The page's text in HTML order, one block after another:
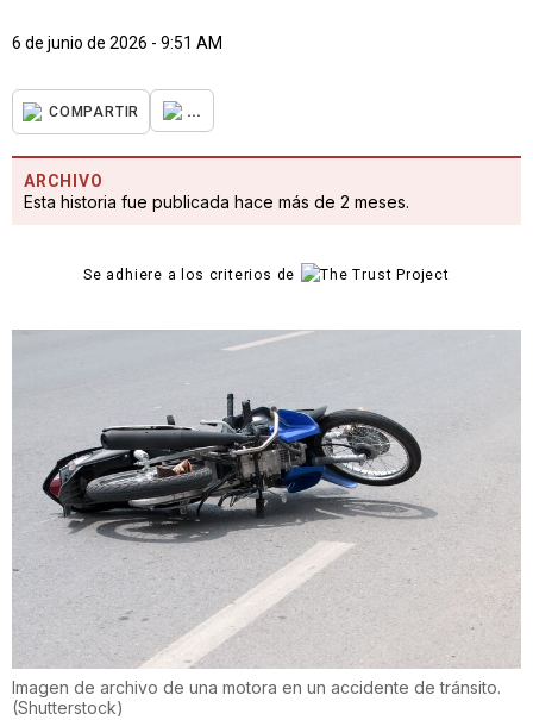
6 de junio de 2026 - 9:51 AM
COMPARTIR ...
ARCHIVO
Esta historia fue publicada hace más de 2 meses.
Se adhiere a los criterios de
Imagen de archivo de una motora en un accidente de tránsito.
(Shutterstock)